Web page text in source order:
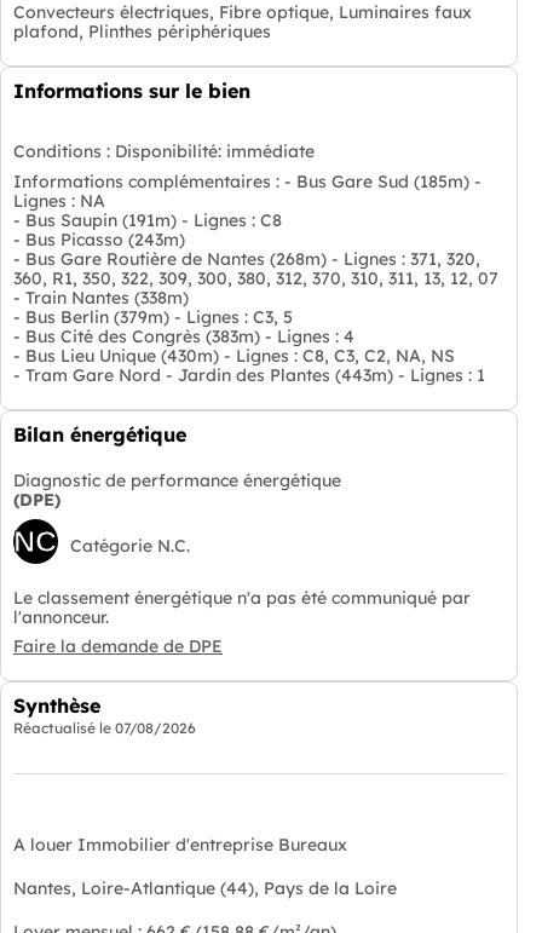
Convecteurs électriques, Fibre optique, Luminaires faux
plafond, Plinthes périphériques
Informations sur le bien
Conditions : Disponibilité: immédiate
Informations complémentaires : - Bus Gare Sud (185m) -
Lignes : NA
- Bus Saupin (191m) - Lignes : C8
- Bus Picasso (243m)
- Bus Gare Routière de Nantes (268m) - Lignes : 371, 320,
360, R1, 350, 322, 309, 300, 380, 312, 370, 310, 311, 13, 12, 07
- Train Nantes (338m)
- Bus Berlin (379m) - Lignes : C3, 5
- Bus Cité des Congrès (383m) - Lignes : 4
- Bus Lieu Unique (430m) - Lignes : C8, C3, C2, NA, NS
- Tram Gare Nord - Jardin des Plantes (443m) - Lignes : 1
Bilan énergétique
Diagnostic de performance énergétique
(DPE)
NC Catégorie N.C.
Le classement énergétique n'a pas été communiqué par
l'annonceur.
Faire la demande de DPE
Synthèse
Réactualisé le 07/08/2026
A louer Immobilier d'entreprise Bureaux
Nantes, Loire-Atlantique (44), Pays de la Loire